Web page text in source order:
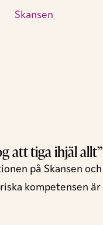
att tiga ihjäl allt”
på Skansen
kompetensen